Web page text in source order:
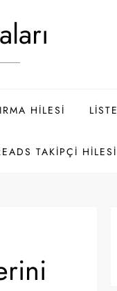
HILESI LISTE
TAKIPÇI HILESI